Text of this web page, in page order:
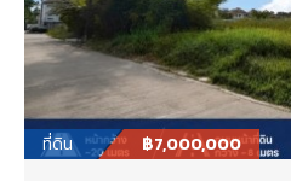
ที่ดิน ฿7,000,000